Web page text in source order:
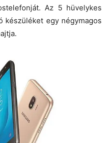
Az 5 hüvelykes
készüléket egy négymagos